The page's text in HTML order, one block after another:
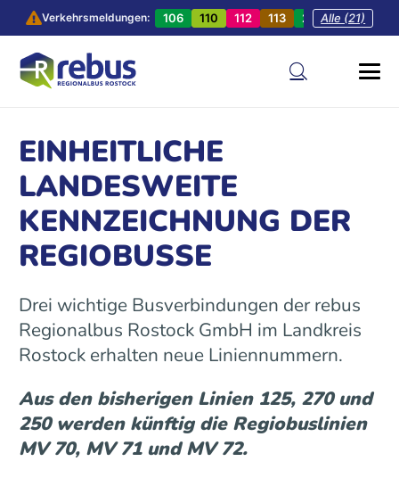
Verkehrsmeldungen: 106 110 112 113 201 202
Alle (21)
EINHEITLICHE
LANDESWEITE
KENNZEICHNUNG DER
REGIOBUSSE
Drei wichtige Busverbindungen der rebus
Regionalbus Rostock GmbH im Landkreis
Rostock erhalten neue Liniennummern.
Aus den bisherigen Linien 125, 270 und
250 werden künftig die Regiobuslinien
MV 70, MV 71 und MV 72.